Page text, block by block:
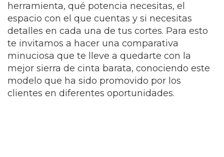
herramienta, qué potencia necesitas, el
espacio con el que cuentas y si necesitas
detalles en cada una de tus cortes. Para esto
te invitamos a hacer una comparativa
minuciosa que te lleve a quedarte con la
mejor sierra de cinta barata, conociendo este
modelo que ha sido promovido por los
clientes en diferentes oportunidades.